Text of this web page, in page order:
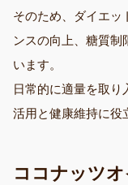
そのため、ダイエッ
ンスの向上、糖質制
います。
日常的に適量を取り
活用と健康維持に役
ココナッツ